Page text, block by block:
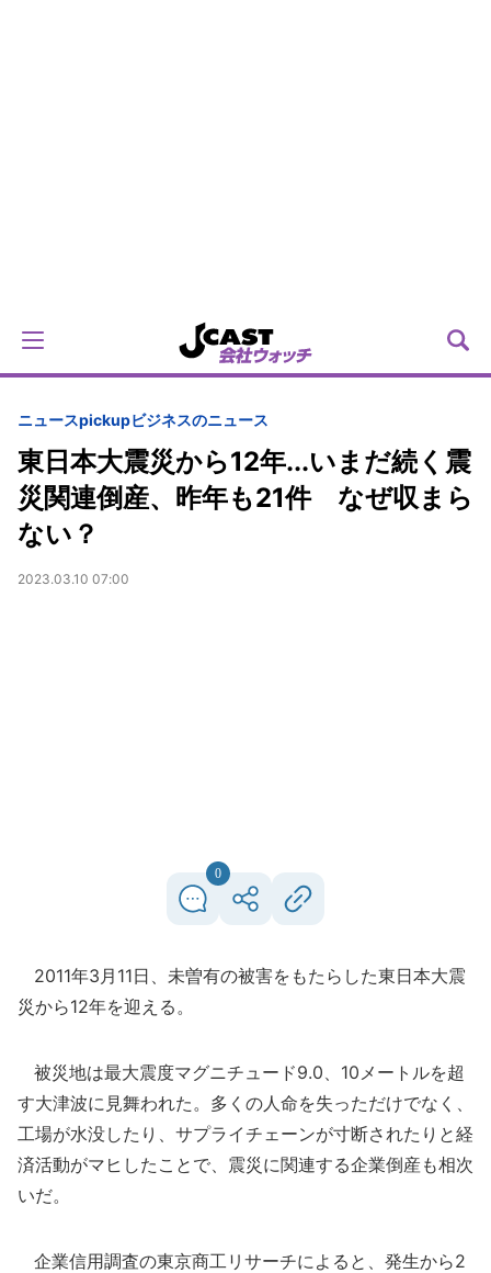
ニュースpickupビジネスのニュース
東日本大震災から12年...いまだ続く震
災関連倒産、昨年も21件 なぜ収まら
ない？
2023.03.10 07:00
0
2011年3月11日、未曽有の被害をもたらした東日本大震
災から12年を迎える。
被災地は最大震度マグニチュード9.0、10メートルを超
す大津波に見舞われた。多くの人命を失っただけでなく、
工場が水没したり、サプライチェーンが寸断されたりと経
済活動がマヒしたことで、震災に関連する企業倒産も相次
いだ。
企業信用調査の東京商工リサーチによると、発生から2